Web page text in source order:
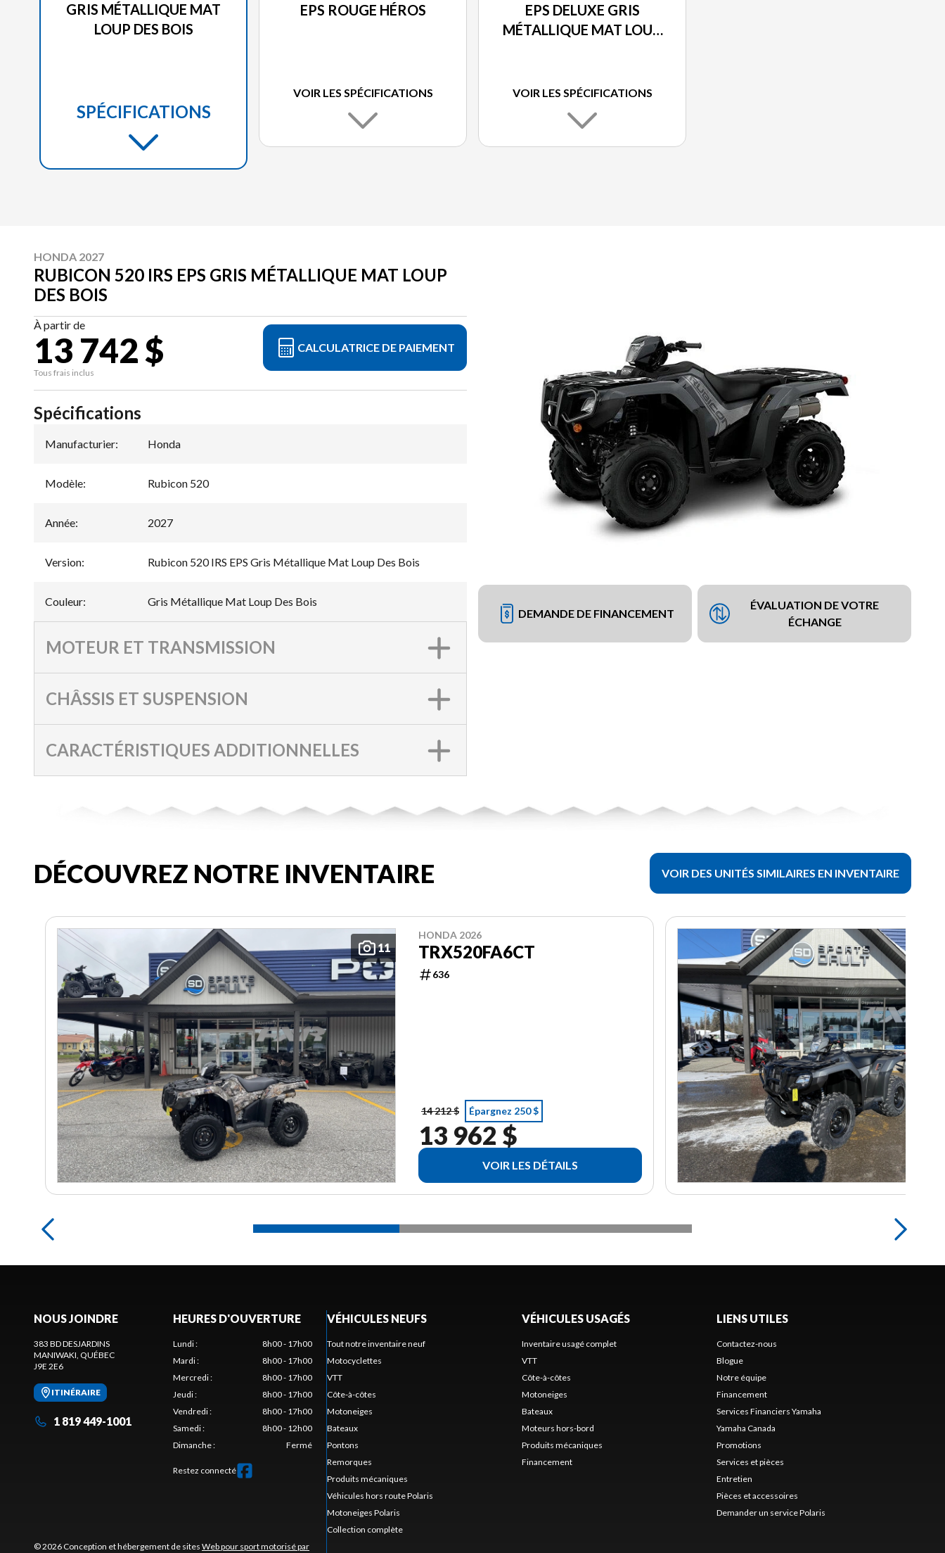
GRIS MÉTALLIQUE MAT
LOUP DES BOIS
SPÉCIFICATIONS
EPS ROUGE HÉROS
VOIR LES SPÉCIFICATIONS
EPS DELUXE GRIS
MÉTALLIQUE MAT LOUP
VOIR LES SPÉCIFICATIONS
HONDA 2027
RUBICON 520 IRS EPS GRIS MÉTALLIQUE MAT LOUP
DES BOIS
À partir de
13 742 $
Tous frais inclus
CALCULATRICE DE PAIEMENT
DEMANDE DE FINANCEMENT
ÉVALUATION DE VOTRE
ÉCHANGE
Spécifications
Manufacturier: Honda
Modèle: Rubicon 520
Année: 2027
Version: Rubicon 520 IRS EPS Gris Métallique Mat Loup Des Bois
Couleur: Gris Métallique Mat Loup Des Bois
MOTEUR ET TRANSMISSION
CHÂSSIS ET SUSPENSION
CARACTÉRISTIQUES ADDITIONNELLES
DÉCOUVREZ NOTRE INVENTAIRE VOIR DES UNITÉS SIMILAIRES EN INVENTAIRE
11
HONDA 2026
TRX520FA6CT
636
14 212 $ Épargnez 250 $
13 962 $
VOIR LES DÉTAILS
NOUS JOINDRE
383 BD DESJARDINS
MANIWAKI, QUÉBEC
J9E 2E6
ITINÉRAIRE
1 819 449-1001
HEURES D'OUVERTURE
Lundi:
8h00 - 17h00
Mardi:
8h00 - 17h00
Mercredi:
8h00 - 17h00
Jeudi:
8h00 - 17h00
Vendredi:
8h00 - 17h00
Samedi:
8h00 - 12h00
Dimanche: Fermé
Restez connecté
© 2026 Conception et hébergement de sites Web pour sport motorisé par
VÉHICULES NEUFS
Tout notre inventaire neuf
Motocyclettes
VTT
Côte-à-côtes
Motoneiges
Bateaux
Pontons
Remorques
Produits mécaniques
Véhicules hors route Polaris
Motoneiges Polaris
Collection complète
VÉHICULES USAGÉS
Inventaire usagé complet
VTT
Côte-à-côtes
Motoneiges
Bateaux
Moteurs hors-bord
Produits mécaniques
Financement
LIENS UTILES
Contactez-nous
Blogue
Notre équipe
Financement
Services Financiers Yamaha
Yamaha Canada
Promotions
Services et pièces
Entretien
Pièces et accessoires
Demander un service Polaris